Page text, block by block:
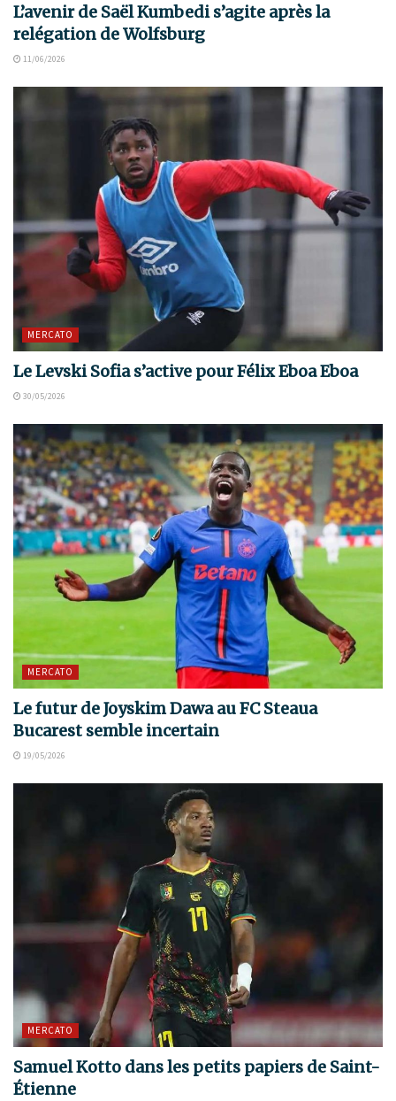
L’avenir de Saël Kumbedi s’agite après la
relégation de Wolfsburg
11/06/2026
MERCATO
Le Levski Sofia s’active pour Félix Eboa Eboa
30/05/2026
MERCATO
Le futur de Joyskim Dawa au FC Steaua
Bucarest semble incertain
19/05/2026
MERCATO
Samuel Kotto dans les petits papiers de Saint-
Étienne